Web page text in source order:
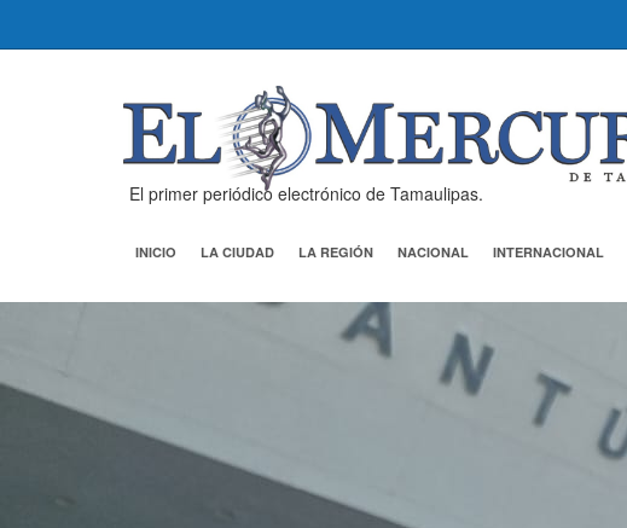
El primer periódico electrónico de Tamaulipas.
INICIO LA CIUDAD LA REGIÓN NACIONAL INTERNACIONAL